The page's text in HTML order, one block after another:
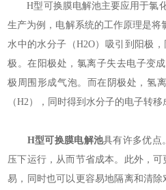
H型可换膜电解池主要应用于氯
生产为例，电解系统的工作原理是
水中的水分子（H2O）吸引到阳极
极。在阳极处，氯离子失去电子变
极周围形成气泡。而在阴极处，氢
（H2），同时得到水分子的电子转移
H型可换膜电解池具有许多优点
压下运行，从而节省成本。此外，
易，同时也可以更容易地隔离和清